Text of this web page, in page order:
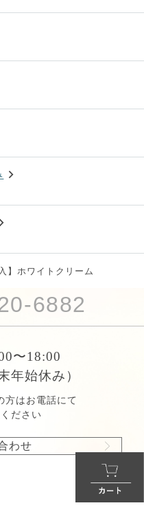
】ホワイトクリーム
6882
〜18:00
年始休み）
方はお電話にて
ださい
わせ